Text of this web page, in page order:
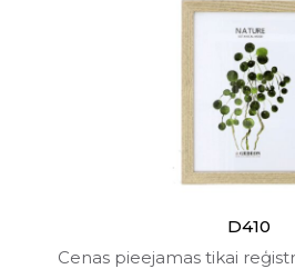
D410
Cenas pieejamas tikai